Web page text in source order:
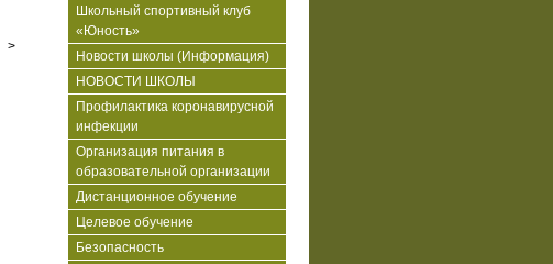
>
Школьный спортивный клуб
«Юность»
Новости школы (Информация)
НОВОСТИ ШКОЛЫ
Профилактика коронавирусной
инфекции
Организация питания в
образовательной организации
Дистанционное обучение
Целевое обучение
Безопасность